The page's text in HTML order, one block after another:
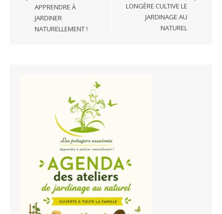
l’article
APPRENDRE À
JARDINER
NATURELLEMENT !
LONGÈRE CULTIVE LE
JARDINAGE AU
NATUREL